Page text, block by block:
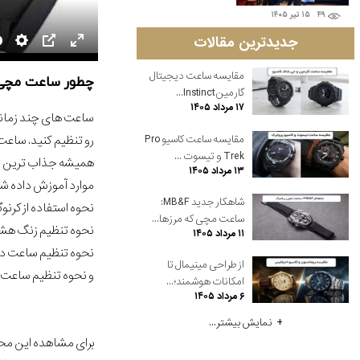
چطور ساعت مچی
ساعت های چند
رو تنظیم کنید.
همیشه جذاب ترین
موارد آموزش داده
نحوه استفاده از
نحوه تنظیم زنگ
نحوه تنظیم ساعت
و نحوه تنظیم
برای مشاهده این
۴۹ ۱۵ تير ۱۴۰۵
جدیدترین مقالات
مقایسه ساعت دیجیتال
گارمین Instinct...
۱۷ مرداد ۱۴۰۵
مقایسه ساعت کاسیو Pro
Trek و تیسوت ...
۱۳ مرداد ۱۴۰۵
شاهکار جدید MB&F:
ساعت مچی که مرزها...
۱۱ مرداد ۱۴۰۵
از طراحی مینیمال تا
امکانات هوشمند؛...
۶ مرداد ۱۴۰۵
نمایش بیشتر...